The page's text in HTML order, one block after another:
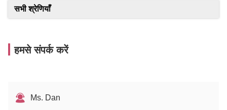
सभी श्रेणियाँ
हमसे संपर्क करें
Ms. Dan